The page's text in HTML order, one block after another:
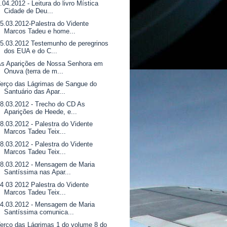
- Leitura do livro Mística
Cidade de Deu...
Palestra do Vidente
Marcos Tadeu e home...
Testemunho de peregrinos
dos EUA e do C...
Aparições de Nossa Senhora em
Onuva (terra de m...
das Lágrimas de Sangue do
Santuário das Apar...
- Trecho do CD As
Aparições de Heede, e...
- Palestra do Vidente
Marcos Tadeu Teix...
- Palestra do Vidente
Marcos Tadeu Teix...
- Mensagem de Maria
Santíssima nas Apar...
03 2012 Palestra do Vidente
Marcos Tadeu Teix...
- Mensagem de Maria
Santíssima comunica...
das Lágrimas 1 do volume 8 do